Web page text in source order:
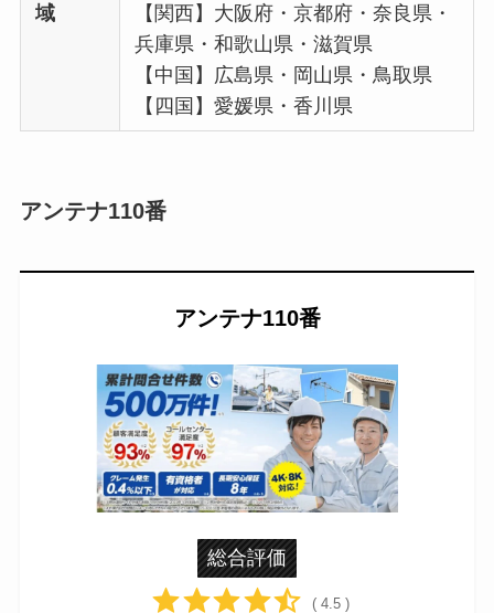
域
【関西】大阪府・京都府・奈良県・
兵庫県・和歌山県・滋賀県
【中国】広島県・岡山県・鳥取県
【四国】愛媛県・香川県
アンテナ110番
アンテナ110番
総合評価
( 4.5 )